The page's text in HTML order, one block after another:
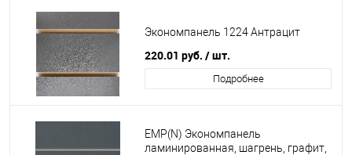
Экономпанель 1224 Антрацит
220.01 руб. / шт.
Подробнее
EMP(N) Экономпанель
ламинированная, шагрень, графит,